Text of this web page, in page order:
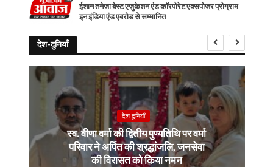
ईशान तनेजा बेस्ट एजुकेशन एंड कॉरपोरेट एक्सपोजर प्रोग्राम
इन इंडिया एंड एबरोड से सम्मानित
देश-दुनियाँ
देश-दुनियाँ
स्व. वीणा वर्मा की द्वितीय पुण्यतिथि पर वर्मा
परिवार ने अर्पित की श्रद्धांजलि, जनसेवा
की विरासत को किया नमन